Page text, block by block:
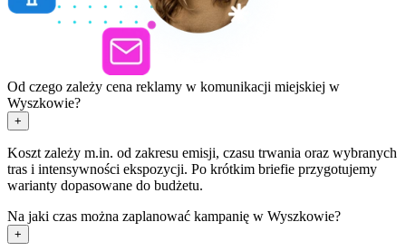
Od czego zależy cena reklamy w komunikacji miejskiej w
Wyszkowie?
+
Koszt zależy m.in. od zakresu emisji, czasu trwania oraz wybranych
tras i intensywności ekspozycji. Po krótkim briefie przygotujemy
warianty dopasowane do budżetu.
Na jaki czas można zaplanować kampanię w Wyszkowie?
+